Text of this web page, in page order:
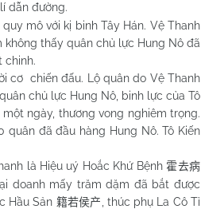
dẫn đường.
mô với kị binh Tây Hán. Vệ Thanh
thấy quân chủ lực Hung Nô đã
chinh.
chiến đấu. Lộ quân do Vệ Thanh
chủ lực Hung Nô, binh lực của Tô
ngày, thương vong nghiêm trọng.
đã đầu hàng Hung Nô. Tô Kiến
là Hiệu uý Hoắc Khứ Bệnh 霍去病
doanh mấy trăm dặm đã bắt được
Hầu Sản 籍若侯产 , thúc phụ La Cô Tỉ